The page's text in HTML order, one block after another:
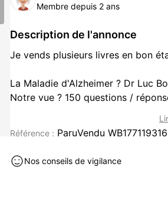
Membre depuis 2 ans
Description de l'annonce
Je vends plusieurs livres en bon
La Maladie d'Alzheimer ? Dr Luc
Notre vue ? 150 questions /
?? Idéal pour s'informer sur la
générale.
Référence : ParuVendu WB177119316
Nos conseils de vigilance